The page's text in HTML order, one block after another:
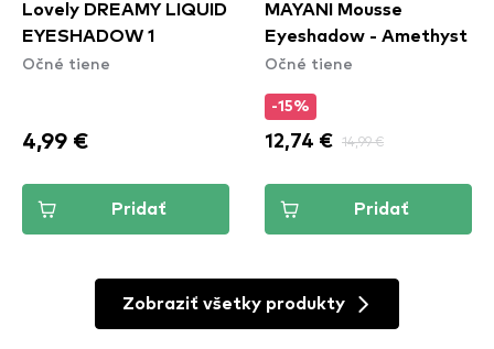
Lovely DREAMY LIQUID
EYESHADOW 1
Očné tiene
4,99 €
Pridať
MAYANI Mousse
Eyeshadow - Amethyst
Očné tiene
-15%
12,74 € 14,99 €
Pridať
Zobraziť všetky produkty